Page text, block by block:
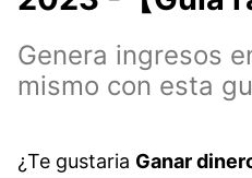
Genera ingresos
mismo con esta
¿Te gustaria Ganar